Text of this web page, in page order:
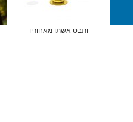
ותבט אשתו מאחוריו